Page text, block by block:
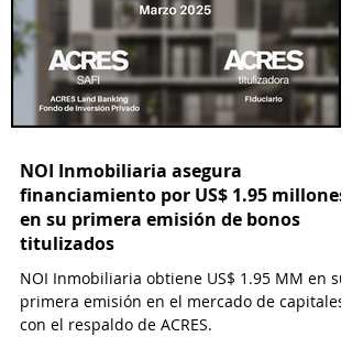
NOI Inmobiliaria asegura
financiamiento por US$ 1.95 millones
en su primera emisión de bonos
titulizados
NOI Inmobiliaria obtiene US$ 1.95 MM en su
primera emisión en el mercado de capitales
con el respaldo de ACRES.